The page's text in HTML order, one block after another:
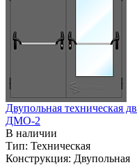
Двупольная техническая
ДМО-2
В наличии
Тип: Техническая
Конструкция: Двупольная